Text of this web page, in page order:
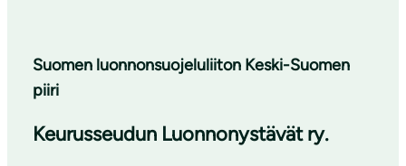
Suomen luonnonsuojeluliiton Keski-Suomen
piiri
Keurusseudun Luonnonystävät ry.